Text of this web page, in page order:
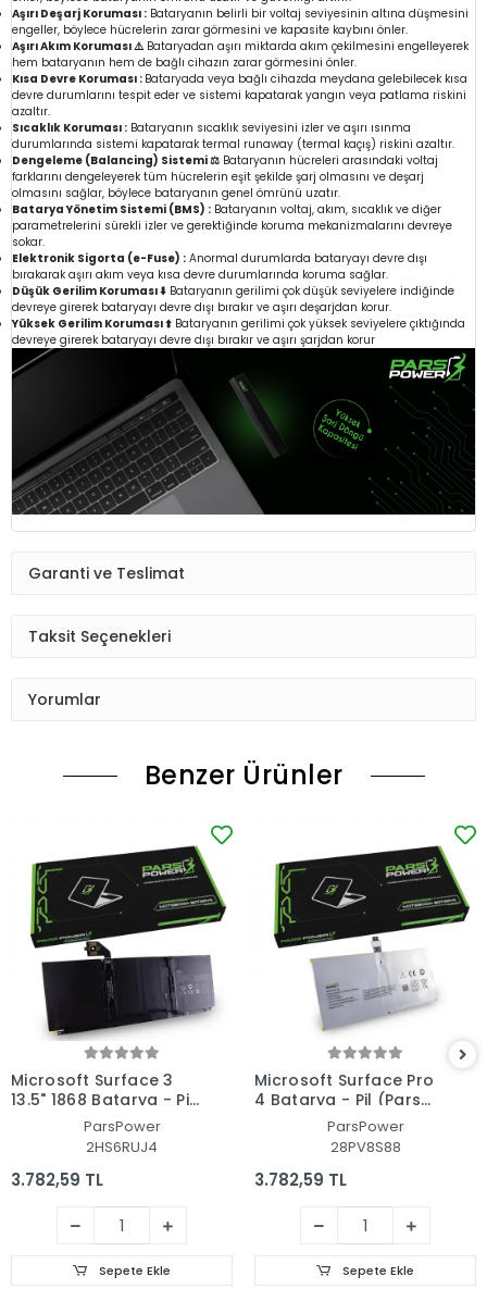
Aşırı Deşarj Koruması : Bataryanın belirli bir voltaj seviyesinin altına düşmesini
engeller, böylece hücrelerin zarar görmesini ve kapasite kaybını önler.
Aşırı Akım Koruması ⚠️Bataryadan aşırı miktarda akım çekilmesini engelleyerek
hem bataryanın hem de bağlı cihazın zarar görmesini önler.
Kısa Devre Koruması : Bataryada veya bağlı cihazda meydana gelebilecek kısa
devre durumlarını tespit eder ve sistemi kapatarak yangın veya patlama riskini
azaltır.
Sıcaklık Koruması : Bataryanın sıcaklık seviyesini izler ve aşırı ısınma
durumlarında sistemi kapatarak termal runaway (termal kaçış) riskini azaltır.
Dengeleme (Balancing) Sistemi ⚖️ Bataryanın hücreleri arasındaki voltaj
farklarını dengeleyerek tüm hücrelerin eşit şekilde şarj olmasını ve deşarj
olmasını sağlar, böylece bataryanın genel ömrünü uzatır.
Batarya Yönetim Sistemi (BMS) : Bataryanın voltaj, akım, sıcaklık ve diğer
parametrelerini sürekli izler ve gerektiğinde koruma mekanizmalarını devreye
sokar.
Elektronik Sigorta (e-Fuse) : Anormal durumlarda bataryayı devre dışı
bırakarak aşırı akım veya kısa devre durumlarında koruma sağlar.
Düşük Gerilim Koruması ⬇️ Bataryanın gerilimi çok düşük seviyelere indiğinde
devreye girerek bataryayı devre dışı bırakır ve aşırı deşarjdan korur.
Yüksek Gerilim Koruması ⬆️ Bataryanın gerilimi çok yüksek seviyelere çıktığında
devreye girerek bataryayı devre dışı bırakır ve aşırı şarjdan korur
Garanti ve Teslimat
Taksit Seçenekleri
Yorumlar
Benzer Ürünler
Microsoft Surface 3
13.5" 1868 Batarya - Pil
(Pars Power)ParsPower
2HS6RUJ4
3.782,59 TL
Sepete Ekle
Microsoft Surface Pro
4 Batarya - Pil (Pars
ParsPower
28PV8S88
3.782,59 TL
Sepete Ekle